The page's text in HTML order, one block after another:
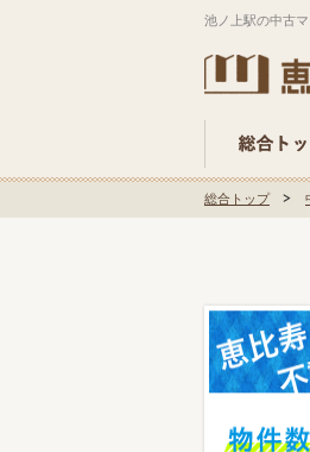
池ノ上駅の中古
総合トップ